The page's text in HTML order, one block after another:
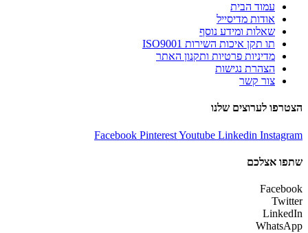
עמוד הבית
אודות מדיסייל
שאלות ומידע נוסף
תו תקן איכות השירות ISO9001
מדיניות פרטיות ותקנון האתר
הצהרת נגישות
צור קשר
הצטרפו לערוצים שלנו
Facebook PinterestYoutube Linkedin Instagram
שתפו אצלכם
Facebook
Twitter
LinkedIn
WhatsApp